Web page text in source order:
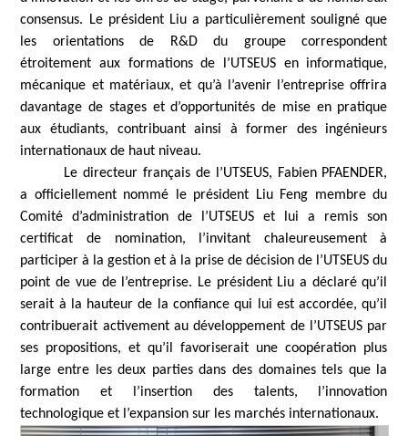
consensus. Le président Liu a particulièrement souligné que
les orientations de R&D du groupe correspondent
étroitement aux formations de l’UTSEUS en informatique,
mécanique et matériaux, et qu’à l’avenir l’entreprise offrira
davantage de stages et d’opportunités de mise en pratique
aux étudiants, contribuant ainsi à former des ingénieurs
internationaux de haut niveau.
Le directeur français de l’UTSEUS, Fabien PFAENDER,
a officiellement nommé le président Liu Feng membre du
Comité d’administration de l’UTSEUS et lui a remis son
certificat de nomination, l’invitant chaleureusement à
participer à la gestion et à la prise de décision de l’UTSEUS du
point de vue de l’entreprise. Le président Liu a déclaré qu’il
serait à la hauteur de la confiance qui lui est accordée, qu’il
contribuerait activement au développement de l’UTSEUS par
ses propositions, et qu’il favoriserait une coopération plus
large entre les deux parties dans des domaines tels que la
formation et l’insertion des talents, l’innovation
technologique et l’expansion sur les marchés internationaux.